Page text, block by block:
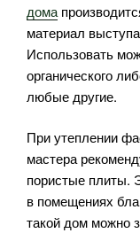
дома
материал
Использовать
органического
любые другие.
При утеплении
мастера
пористые плиты.
в помещениях
такой дом можно